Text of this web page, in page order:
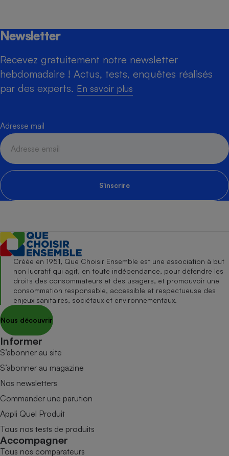
Newsletter
Recevez gratuitement notre newsletter
hebdomadaire ! Actus, tests, enquêtes réalisés
par des experts. En savoir plus
Adresse mail
S'inscrire
Créée en 1951, Que Choisir Ensemble est une association à but
non lucratif qui agit, en toute indépendance, pour défendre les
droits des consommateurs et des usagers, et promouvoir une
consommation responsable, accessible et respectueuse des
enjeux sanitaires, sociétaux et environnementaux.
Nous découvrir
Informer
S’abonner au site
S’abonner au magazine
Nos newsletters
Commander une parution
Appli Quel Produit
Tous nos tests de produits
Accompagner
Tous nos comparateurs